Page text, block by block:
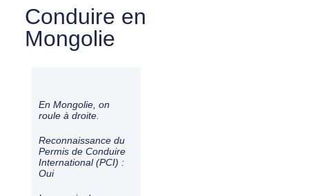
Conduire en
Mongolie
En Mongolie, on
roule à droite.
Reconnaissance du
Permis de Conduire
International (PCI) :
Oui